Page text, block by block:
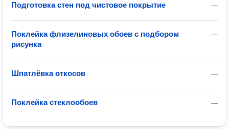
—
Подготовка стен под чистовое покрытие
—
Поклейка флизелиновых обоев с подбором
рисунка
—
Шпатлёвка откосов
—
Поклейка стеклообоев